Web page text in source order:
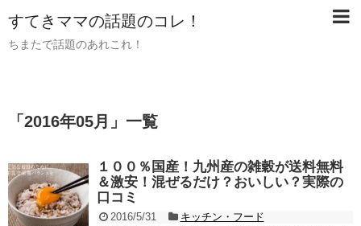
すてきママの話題のコレ！
ちまたで話題のあれこれ！
「 2016年05月 」 一覧
１００％国産！九州産の雑穀が送料無料
＆激安！混ぜるだけ？おいしい？実際の
口コミ
2016/5/31
キッチン・フード